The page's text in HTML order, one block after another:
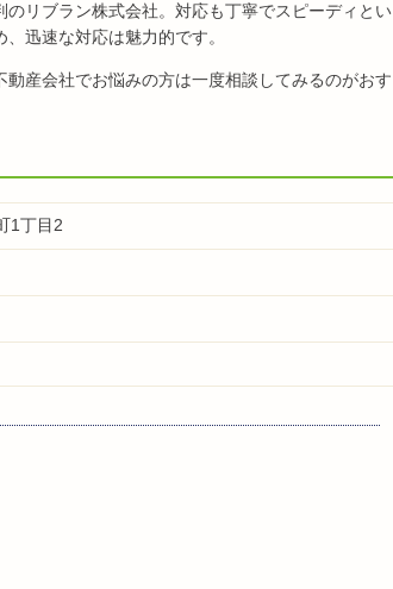
リブラン株式会社。対応も丁寧でスピーディとい
迅速な対応は魅力的です。
産会社でお悩みの方は一度相談してみるのがおす
1丁目2